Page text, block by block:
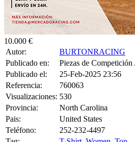
Autor:
Publicado en:
Piezas de Competición /
Publicado el:
25-Feb-2025 23:56
Referencia:
760063
Visualizaciones:
530
Provincia:
North Carolina
Pais:
United States
Teléfono:
252-232-4497
Tag:
T-Shirt, Women